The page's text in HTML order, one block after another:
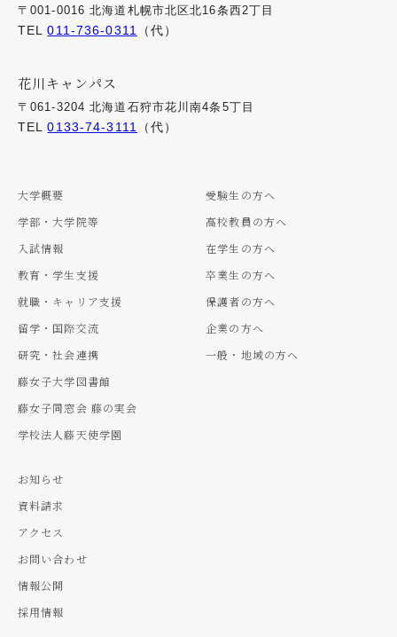
〒001-0016 北海道札幌市北区北16条西2丁目
TEL011-736-0311 （代）
花川キャンパス
〒061-3204 北海道石狩市花川南4条5丁目
TEL0133-74-3111 （代）
大学概要
学部・大学院等
入試情報
教育・学生支援
就職・キャリア支援
留学・国際交流
研究・社会連携
藤女子大学図書館
藤女子同窓会 藤の実会
学校法人藤天使学園
受験生の方へ
高校教員の方へ
在学生の方へ
卒業生の方へ
保護者の方へ
企業の方へ
一般・地域の方へ
お知らせ
資料請求
アクセス
お問い合わせ
情報公開
採用情報